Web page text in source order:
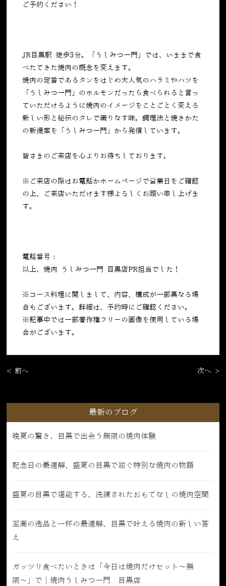
ご予約ください！
JR目黒駅 徒歩3分。「うしみつ一門」では、いままで食
べたてきた焼肉の概念を変えます。
焼肉の定番であるタンをはじめ大人気のハラミやハツを
「うしみつ一門」のホルモンだったら食べられると言っ
ていただけるように焼肉のイメージをことごとく変える
新しい形と秘伝のタレで織りなす味。調理法と焼きかた
の新提案を「うしみつ一門」から発信しています。
皆さまのご来店を心よりお待ちしております。
※ご来店の際はお電話かホームページで営業日をご確認
の上、ご来店いただけます様よろしくお願い申し上げま
す。
電話番号：
以上、焼肉 うしみつ一門 目黒店PR担当でした！
※コース料理に関しまして、内容、構成が一部異なる場
合もございます。詳細は、予約時にご確認ください。
※記事中では一部著作権フリーの画像を使用している場
合がございます。
< 前へ 次へ >
最新のブログ
晩夏の驚き、目黒で出会う無限の焼肉体験
記念日の最適解、盛夏の目黒で紡ぐ特別な焼肉の物語
盛夏の目黒で堪能する、洗練されたおもてなしの焼肉空間
至高の逸品と一杯の最適解、目黒で叶える焼肉の新しい答
え
ガッツリ食べたいときは「今日は焼肉だけセット〜無
限〜」で｜焼肉うしみつ一門 目黒店